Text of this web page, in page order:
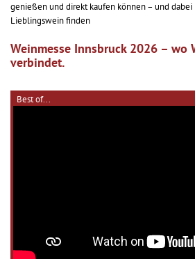
genießen und direkt kaufen können – und
Lieblingswein finden
Weinmesse Innsbruck 2026 – wo
verbindet.
Best of...